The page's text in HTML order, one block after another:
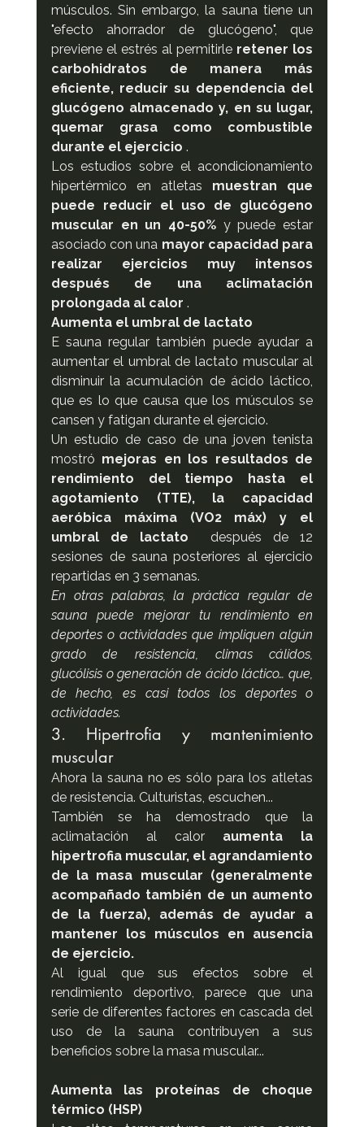
músculos. Sin embargo, la sauna tiene un
"efecto ahorrador de glucógeno", que
previene el estrés al permitirle retener los
carbohidratos de manera más
eficiente, reducir su dependencia del
glucógeno almacenado y, en su lugar,
quemar grasa como combustible
durante el ejercicio .
Los estudios sobre el acondicionamiento
hipertérmico en atletas muestran que
puede reducir el uso de glucógeno
muscular en un 40-50% y puede estar
asociado con una mayor capacidad para
realizar ejercicios muy intensos
después de una aclimatación
prolongada al calor .
Aumenta el umbral de lactato
E sauna regular también puede ayudar a
aumentar el umbral de lactato muscular al
disminuir la acumulación de ácido láctico,
que es lo que causa que los músculos se
cansen y fatigan durante el ejercicio.
Un estudio de caso de una joven tenista
mostró mejoras en los resultados de
rendimiento del tiempo hasta el
agotamiento (TTE), la capacidad
aeróbica máxima (VO2 máx) y el
umbral de lactato después de 12
sesiones de sauna posteriores al ejercicio
repartidas en 3 semanas.
En otras palabras, la práctica regular de
sauna puede mejorar tu rendimiento en
deportes o actividades que impliquen algún
grado de resistencia, climas cálidos,
glucólisis o generación de ácido láctico… que,
de hecho, es casi todos los deportes o
actividades.
3. Hipertrofia y mantenimiento
muscular
Ahora la sauna no es sólo para los atletas
de resistencia. Culturistas, escuchen...
También se ha demostrado que la
aclimatación al calor aumenta la
hipertrofia muscular, el agrandamiento
de la masa muscular (generalmente
acompañado también de un aumento
de la fuerza), además de ayudar a
mantener los músculos en ausencia
de ejercicio.
Al igual que sus efectos sobre el
rendimiento deportivo, parece que una
serie de diferentes factores en cascada del
uso de la sauna contribuyen a sus
beneficios sobre la masa muscular...
Aumenta las proteínas de choque
térmico (HSP)